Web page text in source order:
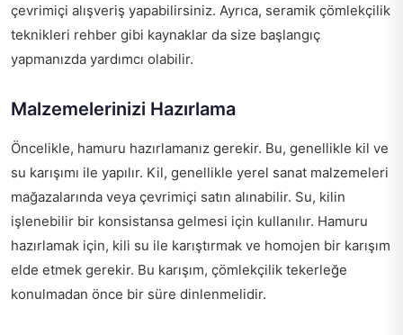
çevrimiçi alışveriş yapabilirsiniz. Ayrıca, seramik çömlekçilik
teknikleri rehber gibi kaynaklar da size başlangıç
yapmanızda yardımcı olabilir.
Malzemelerinizi Hazırlama
Öncelikle, hamuru hazırlamanız gerekir. Bu, genellikle kil ve
su karışımı ile yapılır. Kil, genellikle yerel sanat malzemeleri
mağazalarında veya çevrimiçi satın alınabilir. Su, kilin
işlenebilir bir konsistansa gelmesi için kullanılır. Hamuru
hazırlamak için, kili su ile karıştırmak ve homojen bir karışım
elde etmek gerekir. Bu karışım, çömlekçilik tekerleğe
konulmadan önce bir süre dinlenmelidir.